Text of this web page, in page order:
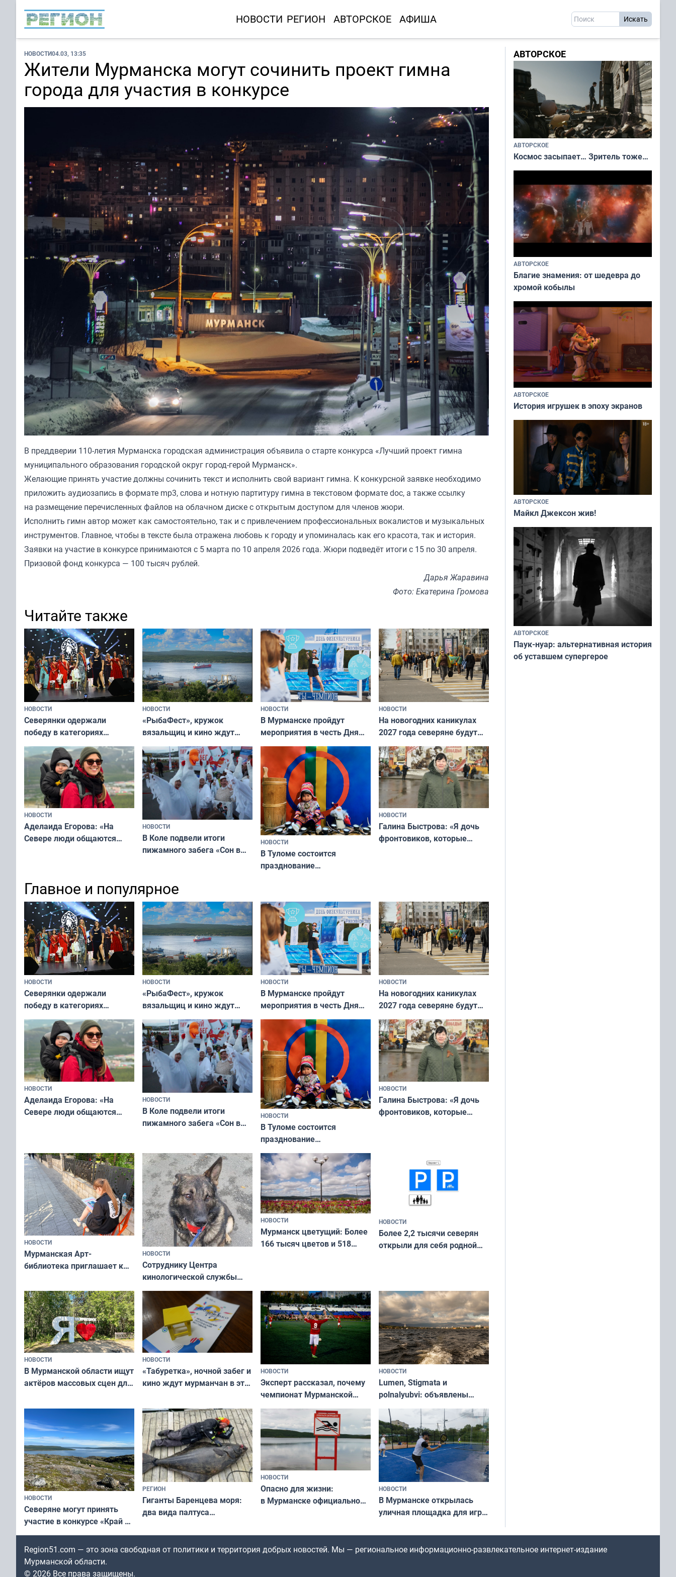
НОВОСТИ РЕГИОН АВТОРСКОЕ АФИША
НОВОСТИ04.03, 13:35
Жители Мурманска могут сочинить проект гимна
города для участия в конкурсе
В преддверии 110-летия Мурманска городская администрация объявила о старте конкурса «Лучший проект гимна
муниципального образования городской округ город-герой Мурманск».
Желающие принять участие должны сочинить текст и исполнить свой вариант гимна. К конкурсной заявке необходимо
приложить аудиозапись в формате mp3, слова и нотную партитуру гимна в текстовом формате doc, а также ссылку
на размещение перечисленных файлов на облачном диске с открытым доступом для членов жюри.
Исполнить гимн автор может как самостоятельно, так и с привлечением профессиональных вокалистов и музыкальных
инструментов. Главное, чтобы в тексте была отражена любовь к городу и упоминалась как его красота, так и история.
Заявки на участие в конкурсе принимаются с 5 марта по 10 апреля 2026 года. Жюри подведёт итоги с 15 по 30 апреля.
Призовой фонд конкурса — 100 тысяч рублей.
Дарья Жаравина
Фото: Екатерина Громова
Читайте также
НОВОСТИ
Северянки одержали
победу в категориях
всероссийского конкурса
«Мисс и Миссис Великая
Русь»
НОВОСТИ
«РыбаФест», кружок
вязальщиц и кино ждут
мурманчан в эти выходные
НОВОСТИ
В Мурманске пройдут
мероприятия в честь Дня
физкультурника
НОВОСТИ
На новогодних каникулах
2027 года северяне будут
отдыхать 11 дней
НОВОСТИ
Аделаида Егорова: «На
Севере люди общаются
НОВОСТИ
В Коле подвели итоги
пижамного забега «Сон в
НОВОСТИ
В Туломе состоится
празднование
НОВОСТИ
Галина Быстрова: «Я дочь
фронтовиков, которые
Главное и популярное
НОВОСТИ
Северянки одержали
победу в категориях
всероссийского конкурса
«Мисс и Миссис Великая
Русь»
НОВОСТИ
«РыбаФест», кружок
вязальщиц и кино ждут
мурманчан в эти выходные
НОВОСТИ
В Мурманске пройдут
мероприятия в честь Дня
физкультурника
НОВОСТИ
На новогодних каникулах
2027 года северяне будут
отдыхать 11 дней
НОВОСТИ
Аделаида Егорова: «На
Севере люди общаются
НОВОСТИ
В Коле подвели итоги
пижамного забега «Сон в
НОВОСТИ
В Туломе состоится
празднование
Международного дня
коренных народов мира
НОВОСТИ
Галина Быстрова: «Я дочь
фронтовиков, которые
НОВОСТИ
Мурманская Арт-
библиотека приглашает к
и фотографов
НОВОСТИ
Сотруднику Центра
кинологической службы
ищут новый дом
НОВОСТИ
Мурманск цветущий: Более
166 тысяч цветов и 518
НОВОСТИ
Более 2,2 тысячи северян
открыли для себя родной
НОВОСТИ
В Мурманской области ищут
актёров массовых сцен для
короткометражном фильме
НОВОСТИ
«Табуретка», ночной забег и
кино ждут мурманчан в эти
НОВОСТИ
Эксперт рассказал, почему
чемпионат Мурманской
области по футболу остался
незамеченным
НОВОСТИ
Lumen, Stigmata и
polnalyubvi: объявлены
хедлайнеры фестиваля
«Имандра» в 2026 года
НОВОСТИ
Северяне могут принять
участие в конкурсе «Край у
северной границы: фотогид
по Печенгскому округу»
РЕГИОН
Гиганты Баренцева моря:
два вида палтуса
НОВОСТИ
Опасно для жизни:
в Мурманске официально
НОВОСТИ
В Мурманске открылась
уличная площадка для игры
АВТОРСКОЕ
АВТОРСКОЕ
Космос засыпает… Зритель тоже…
АВТОРСКОЕ
Благие знамения: от шедевра до
хромой кобылы
АВТОРСКОЕ
История игрушек в эпоху экранов
АВТОРСКОЕ
Майкл Джексон жив!
АВТОРСКОЕ
Паук-нуар: альтернативная история
об уставшем супергерое
Region51.com — это зона свободная от политики и территория добрых новостей. Мы — региональное информационно-развлекательное интернет-издание
Мурманской области.
© 2026 Все права защищены.